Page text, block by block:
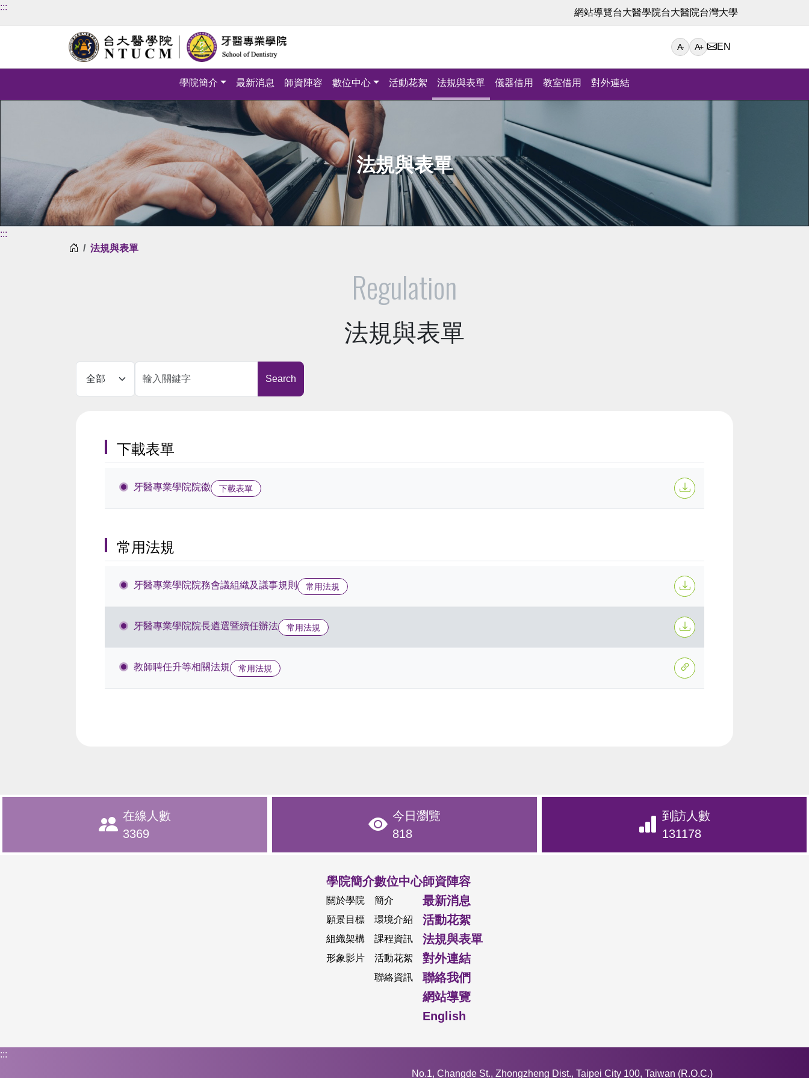
:::
網站導覽台大醫學院台大醫院台灣大學
A- A+ EN
學院簡介 最新消息 師資陣容 數位中心 活動花絮 法規與表單 儀器借用 教室借用 對外連結
法規與表單
:::
首頁法規與表單
Regulation
法規與表單
Search
下載表單
牙醫專業學院院徽 下載表單
常用法規
牙醫專業學院院務會議組織及議事規則 常用法規
牙醫專業學院院長遴選暨續任辦法 常用法規
教師聘任升等相關法規 常用法規
在線人數
3369
今日瀏覽
818
到訪人數
131178
學院簡介
關於學院
願景目標
組織架構
形象影片
數位中心
簡介
環境介紹
課程資訊
活動花絮
聯絡資訊
師資陣容
最新消息
活動花絮
法規與表單
對外連結
聯絡我們
網站導覽
English
:::
No.1, Changde St., Zhongzheng Dist., Taipei City 100, Taiwan (R.O.C.)